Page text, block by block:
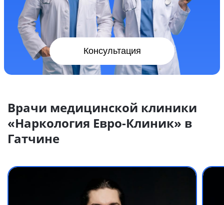
Консультация
Врачи медицинской клиники
«Наркология Евро-Клиник» в
Гатчине